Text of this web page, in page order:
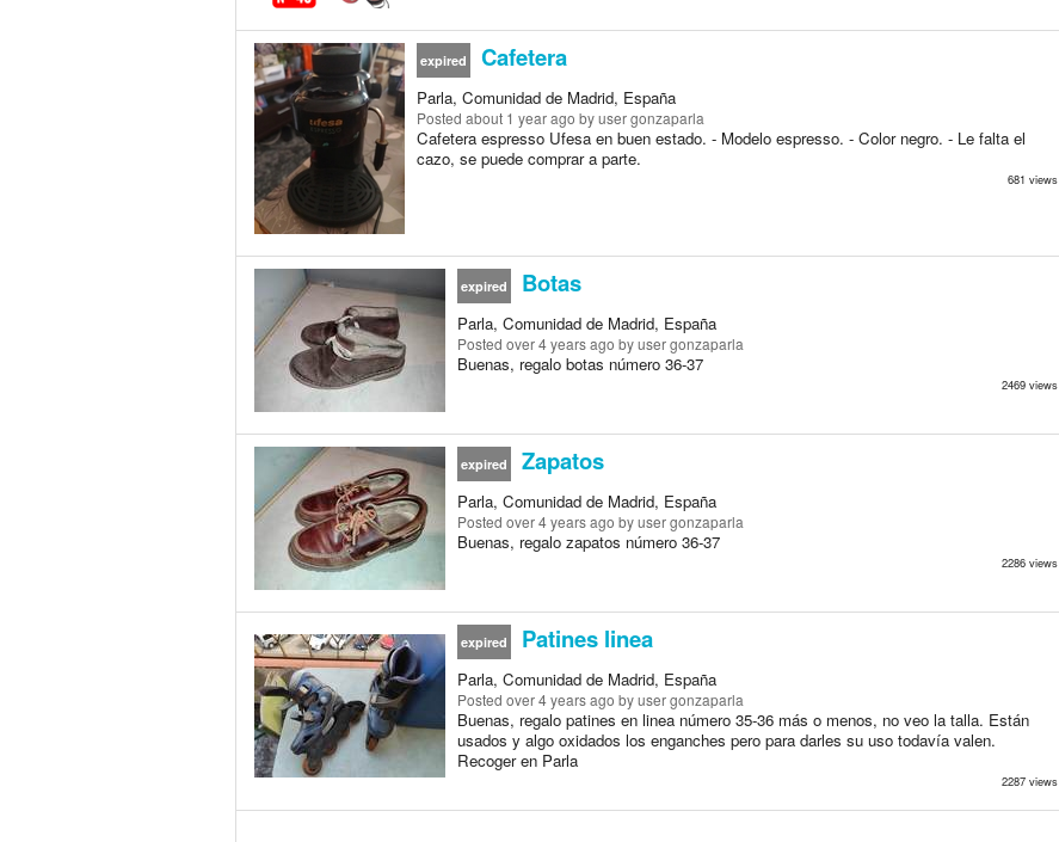
expired Cafetera
Parla, Comunidad de Madrid, España
Posted about 1 year ago by user gonzaparla
Cafetera espresso Ufesa en buen estado. - Modelo espresso. - Color negro. - Le falta el
cazo, se puede comprar a parte.
681 views
expired Botas
Parla, Comunidad de Madrid, España
Posted over 4 years ago by user gonzaparla
Buenas, regalo botas número 36-37
2469 views
expired Zapatos
Parla, Comunidad de Madrid, España
Posted over 4 years ago by user gonzaparla
Buenas, regalo zapatos número 36-37
2286 views
expired Patines linea
Parla, Comunidad de Madrid, España
Posted over 4 years ago by user gonzaparla
Buenas, regalo patines en linea número 35-36 más o menos, no veo la talla. Están
usados y algo oxidados los enganches pero para darles su uso todavía valen.
Recoger en Parla
2287 views